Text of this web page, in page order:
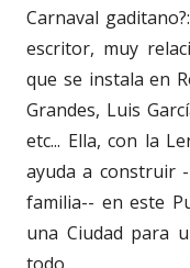
Carnaval
escritor, muy
que se instala en
Grandes, Luis
etc... Ella, con la
ayuda a construir
familia-- en este
una Ciudad para